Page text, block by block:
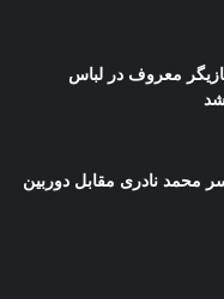
معروف در لباس
شد
محمد نادری مقابل دوربین